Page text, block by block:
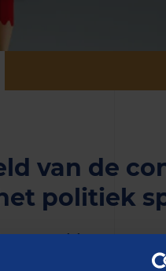
van de
politiek
dit jaar